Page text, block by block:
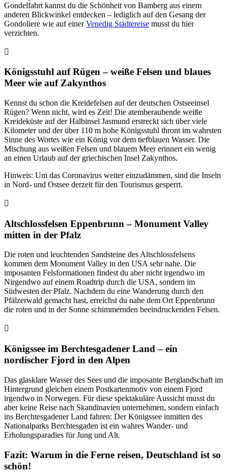
Gondelfahrt kannst du die Schönheit von Bamberg aus einem
anderen Blickwinkel entdecken – lediglich auf den Gesang der
Gondoliere wie auf einerVenedig Städtereise musst du hier
verzichten.
Königsstuhl auf Rügen – weiße Felsen und blaues
Meer wie auf Zakynthos
Kennst du schon die Kreidefelsen auf der deutschen Ostseeinsel
Rügen? Wenn nicht, wird es Zeit! Die atemberaubende weiße
Kreideküste auf der Halbinsel Jasmund erstreckt sich über viele
Kilometer und der über 110 m hohe Königsstuhl thront im wahrsten
Sinne des Wortes wie ein König vor dem tiefblauen Wasser. Die
Mischung aus weißen Felsen und blauem Meer erinnert ein wenig
an einen Urlaub auf der griechischen Insel Zakynthos.
Hinweis: Um das Coronavirus weiter einzudämmen, sind die Inseln
in Nord- und Ostsee derzeit für den Tourismus gesperrt.
Altschlossfelsen Eppenbrunn – Monument Valley
mitten in der Pfalz
Die roten und leuchtenden Sandsteine des Altschlossfelsens
kommen dem Monument Valley in den USA sehr nahe. Die
imposanten Felsformationen findest du aber nicht irgendwo im
Nirgendwo auf einem Roadtrip durch die USA, sondern im
Südwesten der Pfalz. Nachdem du eine Wanderung durch den
Pfälzerwald gemacht hast, erreichst du nahe dem Ort Eppenbrunn
die roten und in der Sonne schimmernden beeindruckenden Felsen.
Königssee im Berchtesgadener Land – ein
nordischer Fjord in den Alpen
Das glasklare Wasser des Sees und die imposante Berglandschaft im
Hintergrund gleichen einem Postkartenmotiv von einem Fjord
irgendwo in Norwegen. Für diese spektakuläre Aussicht musst du
aber keine Reise nach Skandinavien unternehmen, sondern einfach
ins Berchtesgadener Land fahren: Der Königssee inmitten des
Nationalparks Berchtesgaden ist ein wahres Wander- und
Erholungsparadies für Jung und Alt.
Fazit: Warum in die Ferne reisen, Deutschland ist so
schön!